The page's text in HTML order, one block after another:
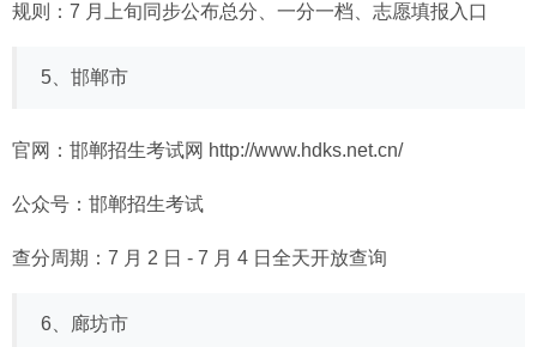
规则：7 月上旬同步公布总分、一分一档、志愿填报入口
5、邯郸市
官网：邯郸招生考试网 http://www.hdks.net.cn/
公众号：邯郸招生考试
查分周期：7 月 2 日 - 7 月 4 日全天开放查询
6、廊坊市